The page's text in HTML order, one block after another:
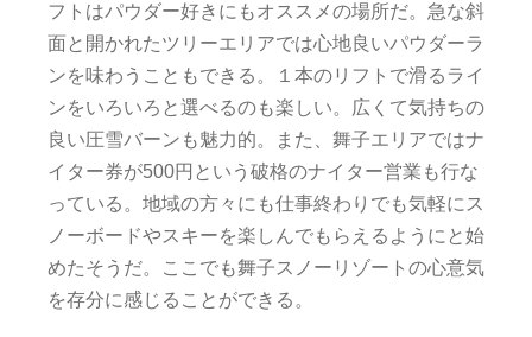
フトはパウダー好きにもオススメの場所だ。急な斜
面と開かれたツリーエリアでは心地良いパウダーラ
ンを味わうこともできる。１本のリフトで滑るライ
ンをいろいろと選べるのも楽しい。広くて気持ちの
良い圧雪バーンも魅力的。また、舞子エリアではナ
イター券が500円という破格のナイター営業も行な
っている。地域の方々にも仕事終わりでも気軽にス
ノーボードやスキーを楽しんでもらえるようにと始
めたそうだ。ここでも舞子スノーリゾートの心意気
を存分に感じることができる。